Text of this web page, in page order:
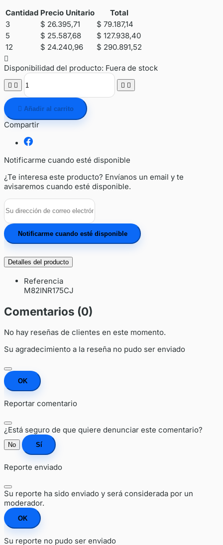
Cantidad Precio Unitario
Total
3
$ 26.395,71
$ 79.187,14
5
$ 25.587,68
$ 127.938,40
12
$ 24.240,96
$ 290.891,52

Disponibilidad del producto: Fuera de stock
   
 Añadir al carrito
Compartir
Notificarme cuando esté disponible
¿Te interesa este producto? Envíanos un email y te
avisaremos cuando esté disponible.
Notificarme cuando esté disponible
Detalles del producto
Referencia
M82INR175CJ
Comentarios (0)
No hay reseñas de clientes en este momento.
Su agradecimiento a la reseña no pudo ser enviado
OK
Reportar comentario
¿Está seguro de que quiere denunciar este comentario?
No Sí
Reporte enviado
Su reporte ha sido enviado y será considerada por un
moderador.
OK
Su reporte no pudo ser enviado